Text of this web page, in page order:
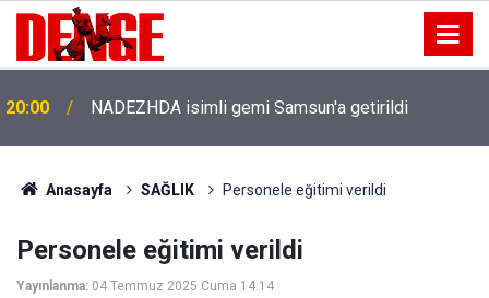
20:00 NADEZHDA isimli gemi Samsun'a getirildi
Anasayfa SAĞLIK Personele eğitimi verildi
Personele eğitimi verildi
Yayınlanma: 04 Temmuz 2025 Cuma 14:14